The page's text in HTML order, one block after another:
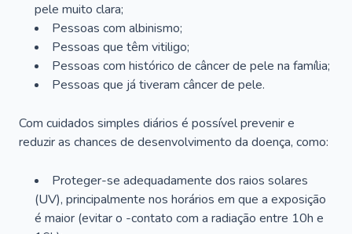
pele muito clara;
Pessoas com albinismo;
Pessoas que têm vitiligo;
Pessoas com histórico de câncer de pele na família;
Pessoas que já tiveram câncer de pele.
Com cuidados simples diários é possível prevenir e
reduzir as chances de desenvolvimento da doença, como:
Proteger-se adequadamente dos raios solares
(UV), principalmente nos horários em que a exposição
é maior (evitar o -contato com a radiação entre 10h e